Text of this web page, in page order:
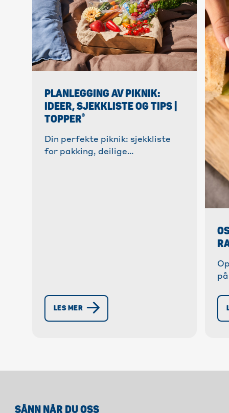
PLANLEGGING AV PIKNIK:
IDEER, SJEKKLISTE OG TIPS |
TOPPER®
Din perfekte piknik: sjekkliste
for pakking, deilige
LES MER
SÅNN NÅR DU OSS